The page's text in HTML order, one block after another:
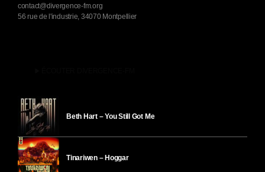
contact@divergence-fm.org
56 rue de l'industrie, 34070 Montpellier
Beth Hart – You Still Got Me
Tinariwen – Hoggar